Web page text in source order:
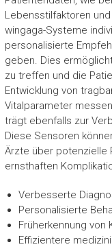
Lebensstilfaktoren
wingaga-Systeme
personalisierte
geben. Dies
zu treffen und die
Entwicklung von
Vitalparameter
trägt ebenfalls zur
Diese Sensoren
Ärzte über potenzielle
ernsthaften
Verbesserte
Personalisierte
Früherkennung von
Effizientere